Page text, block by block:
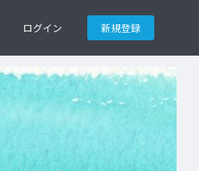
ログイン 新規登録